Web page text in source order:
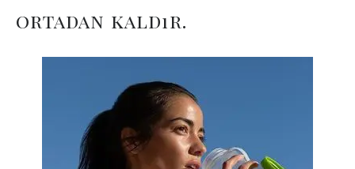
ortadan kaldır.